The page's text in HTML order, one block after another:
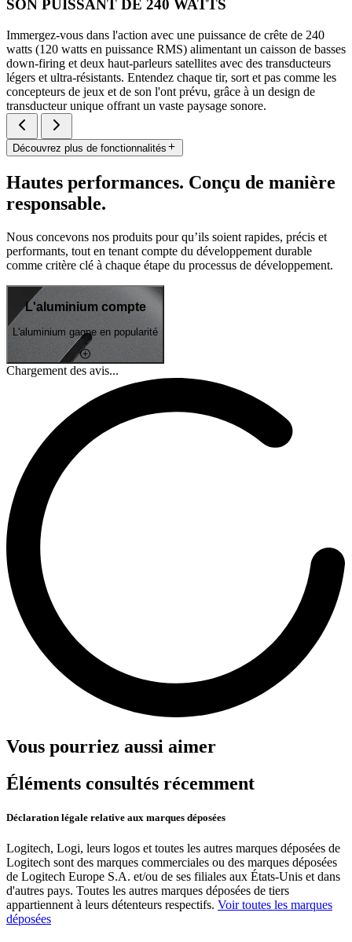
SON PUISSANT DE 240 WATTS
Immergez-vous dans l'action avec une puissance de crête de 240
watts (120 watts en puissance RMS) alimentant un caisson de basses
down-firing et deux haut-parleurs satellites avec des transducteurs
légers et ultra-résistants. Entendez chaque tir, sort et pas comme les
concepteurs de jeux et de son l'ont prévu, grâce à un design de
transducteur unique offrant un vaste paysage sonore.
Découvrez plus de fonctionnalités
Hautes performances. Conçu de manière
responsable.
Nous concevons nos produits pour qu’ils soient rapides, précis et
performants, tout en tenant compte du développement durable
comme critère clé à chaque étape du processus de développement.
L'aluminium compte
L'aluminium gagne en popularité
Chargement des avis...
Vous pourriez aussi aimer
Éléments consultés récemment
Déclaration légale relative aux marques déposées
Logitech, Logi, leurs logos et toutes les autres marques déposées de
Logitech sont des marques commerciales ou des marques déposées
de Logitech Europe S.A. et/ou de ses filiales aux États-Unis et dans
d'autres pays. Toutes les autres marques déposées de tiers
appartiennent à leurs détenteurs respectifs. Voir toutes les marques
déposées